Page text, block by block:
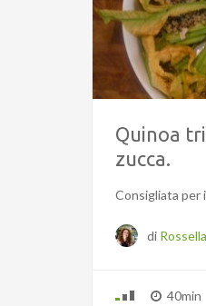
Quinoa
zucca.
Consigliata per
di
40min